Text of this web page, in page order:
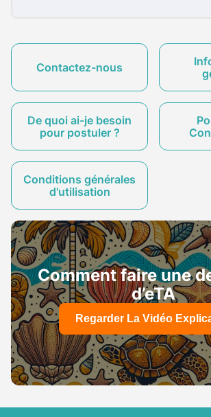
Contactez-nous
De quoi ai-je besoin
pour postuler ?
Conditions générales
d'utilisation
Comment faire une
d’eTA
Regarder La Vidéo